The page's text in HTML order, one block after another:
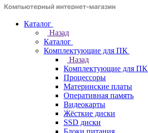
Каталог
Назад
Каталог
Комплектующие для ПК
Назад
Комплектующие для ПК
Процессоры
Материнские платы
Оперативная память
Видеокарты
Жёсткие диски
SSD диски
Блоки питания